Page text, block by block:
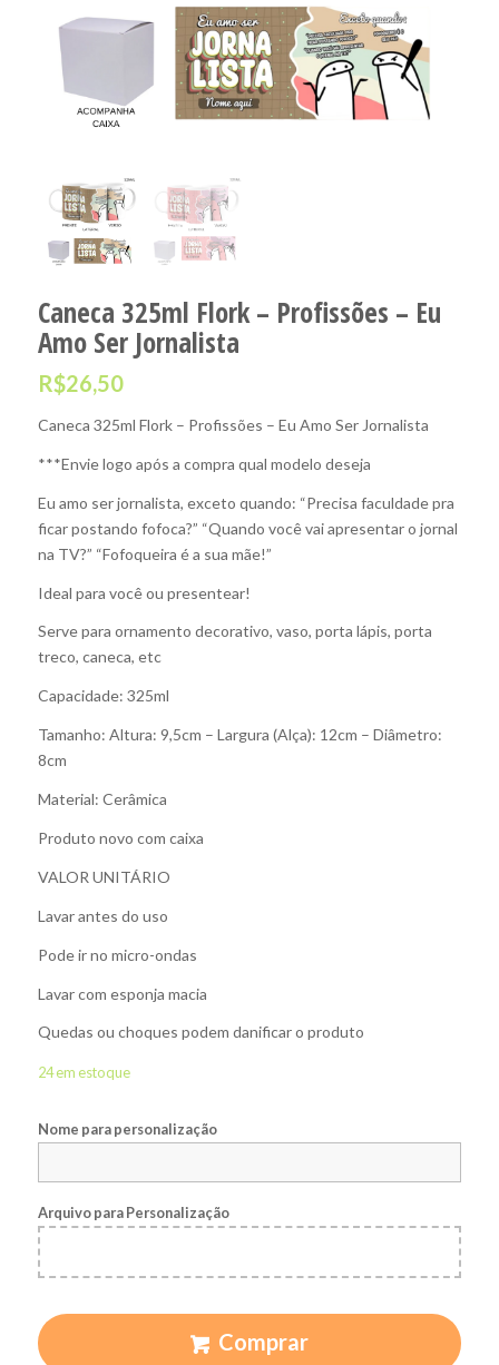
Caneca 325ml Flork – Profissões – Eu
Amo Ser Jornalista
R$26,50
Caneca 325ml Flork – Profissões – Eu Amo Ser Jornalista
***Envie logo após a compra qual modelo deseja
Eu amo ser jornalista, exceto quando: “Precisa faculdade pra
ficar postando fofoca?” “Quando você vai apresentar o jornal
na TV?” “Fofoqueira é a sua mãe!”
Ideal para você ou presentear!
Serve para ornamento decorativo, vaso, porta lápis, porta
treco, caneca, etc
Capacidade: 325ml
Tamanho: Altura: 9,5cm – Largura (Alça): 12cm – Diâmetro:
8cm
Material: Cerâmica
Produto novo com caixa
VALOR UNITÁRIO
Lavar antes do uso
Pode ir no micro-ondas
Lavar com esponja macia
Quedas ou choques podem danificar o produto
24 em estoque
Nome para personalização
Arquivo para Personalização
Comprar